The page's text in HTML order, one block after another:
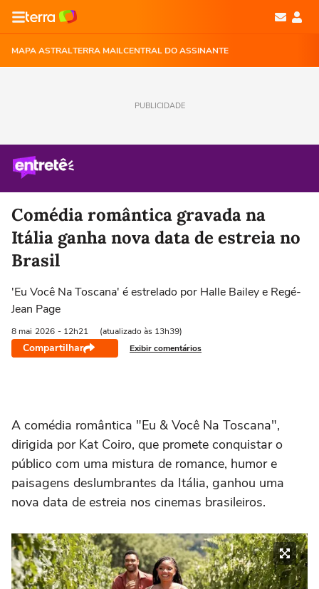
MAPA ASTRALTERRA MAILCENTRAL DO ASSINANTE
PUBLICIDADE
Comédia romântica gravada na
Itália ganha nova data de estreia no
Brasil
'Eu Você Na Toscana' é estrelado por Halle Bailey e Regé-
Jean Page
8 mai 2026 - 12h21 (atualizado às 13h39)
Compartilhar Exibir comentários
A comédia romântica "Eu & Você Na Toscana",
dirigida por Kat Coiro, que promete conquistar o
público com uma mistura de romance, humor e
paisagens deslumbrantes da Itália, ganhou uma
nova data de estreia nos cinemas brasileiros.